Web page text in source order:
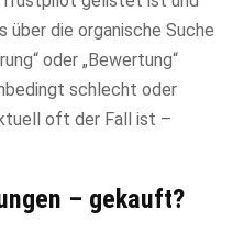
über die organische Suche
oder „Bewertung“
schlecht oder
oft der Fall ist –
– gekauft?